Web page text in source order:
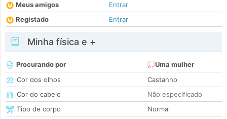
Meus amigos
Entrar
Registado
Entrar
Minha física e +
Procurando por
Uma mulher
Cor dos olhos
Castanho
Cor do cabelo
Não especificado
Tipo de corpo
Normal